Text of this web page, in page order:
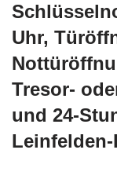
Uhr,
Tresor-
und 24-